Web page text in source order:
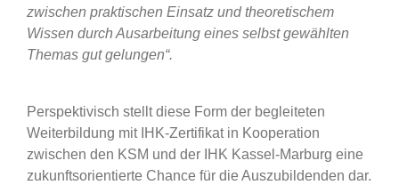
zwischen praktischen Einsatz und theoretischem
Wissen durch Ausarbeitung eines selbst gewählten
Themas gut gelungen“.
Perspektivisch stellt diese Form der begleiteten
Weiterbildung mit IHK-Zertifikat in Kooperation
zwischen den KSM und der IHK Kassel-Marburg eine
zukunftsorientierte Chance für die Auszubildenden dar.